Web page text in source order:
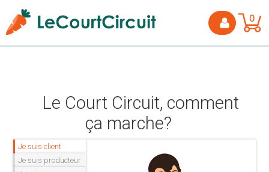
0
Le Court Circuit, comment
ça marche?
Je suis client
Je suis producteur